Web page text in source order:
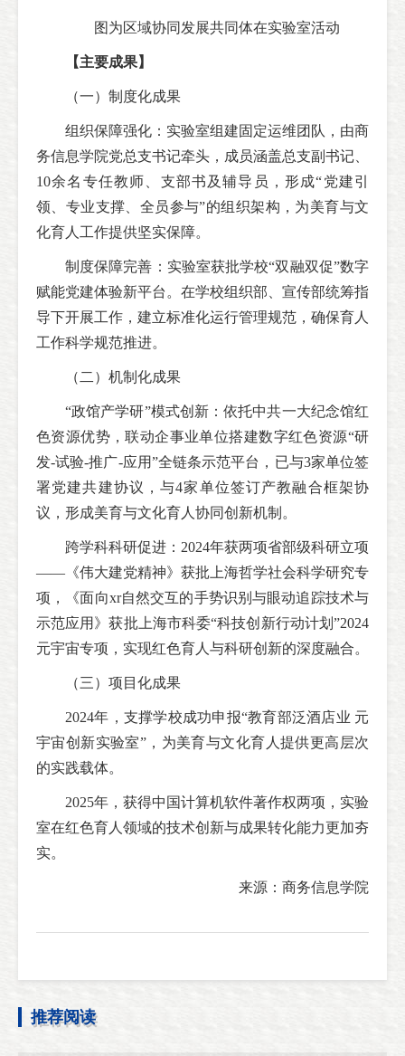
图为区域协同发展共同体在实验室活动
【主要成果】
（一）制度化成果
组织保障强化：实验室组建固定运维团队，由商
务信息学院党总支书记牵头，成员涵盖总支副书记、
10余名专任教师、支部书及辅导员，形成“党建引
领、专业支撑、全员参与”的组织架构，为美育与文
化育人工作提供坚实保障。
制度保障完善：实验室获批学校“双融双促”数字
赋能党建体验新平台。在学校组织部、宣传部统筹指
导下开展工作，建立标准化运行管理规范，确保育人
工作科学规范推进。
（二）机制化成果
“政馆产学研”模式创新：依托中共一大纪念馆红
色资源优势，联动企事业单位搭建数字红色资源“研
发-试验-推广-应用”全链条示范平台，已与3家单位签
署党建共建协议，与4家单位签订产教融合框架协
议，形成美育与文化育人协同创新机制。
跨学科科研促进：2024年获两项省部级科研立项
——《伟大建党精神》获批上海哲学社会科学研究专
项，《面向xr自然交互的手势识别与眼动追踪技术与
示范应用》获批上海市科委“科技创新行动计划”2024
元宇宙专项，实现红色育人与科研创新的深度融合。
（三）项目化成果
2024年，支撑学校成功申报“教育部泛酒店业 元
宇宙创新实验室”，为美育与文化育人提供更高层次
的实践载体。
2025年，获得中国计算机软件著作权两项，实验
室在红色育人领域的技术创新与成果转化能力更加夯
实。
来源：商务信息学院
推荐阅读